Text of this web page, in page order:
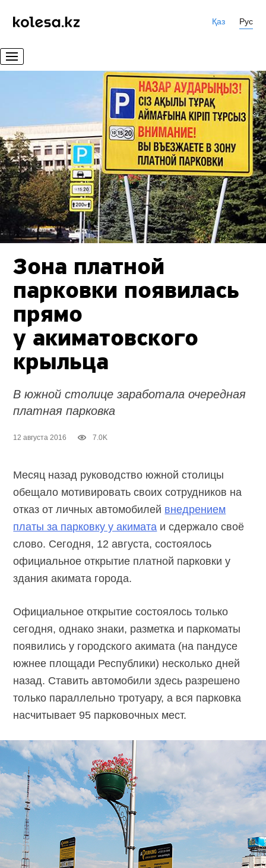
Қаз Рус
Зона платной
парковки появилась
прямо
у акиматовского
крыльца
В южной столице заработала очередная
платная парковка
12 августа 2016 7.0K
Месяц назад руководство южной столицы
обещало мотивировать своих сотрудников на
отказ от личных автомобилей внедрением
платы за парковку у акимата и сдержало своё
слово. Сегодня, 12 августа, состоялось
официальное открытие платной парковки у
здания акимата города.
Официальное открытие состоялось только
сегодня, однако знаки, разметка и паркоматы
появились у городского акимата (на пандусе
южнее площади Республики) несколько дней
назад. Ставить автомобили здесь разрешено
только параллельно тротуару, а вся парковка
насчитывает 95 парковочных мест.